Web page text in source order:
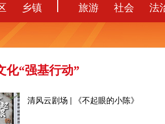
乡镇
旅游
社会 法
化“强基行动”
清风云剧场 | 《不起眼的小陈》